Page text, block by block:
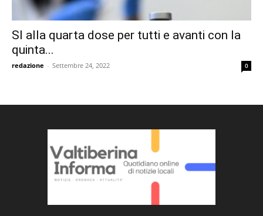
SI alla quarta dose per tutti e avanti con la
quinta...
redazione - Settembre 24, 2022 0